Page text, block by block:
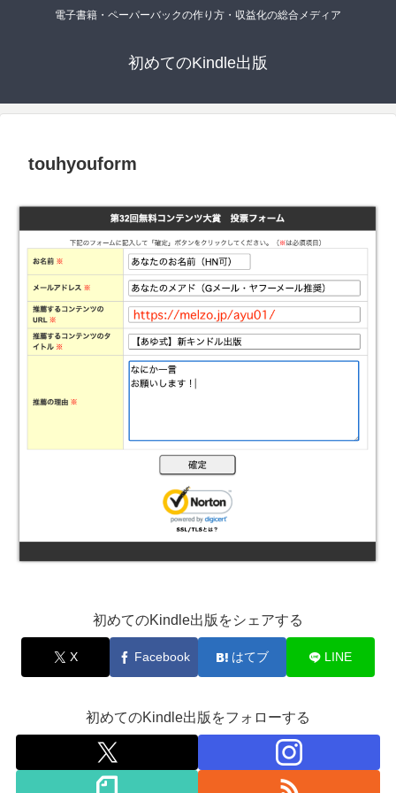
電子書籍・ペーパーバックの作り方・収益化の総合メディア
初めてのKindle出版
touhyouform
初めてのKindle出版をシェアする
X Facebook はてブ LINE
初めてのKindle出版をフォローする